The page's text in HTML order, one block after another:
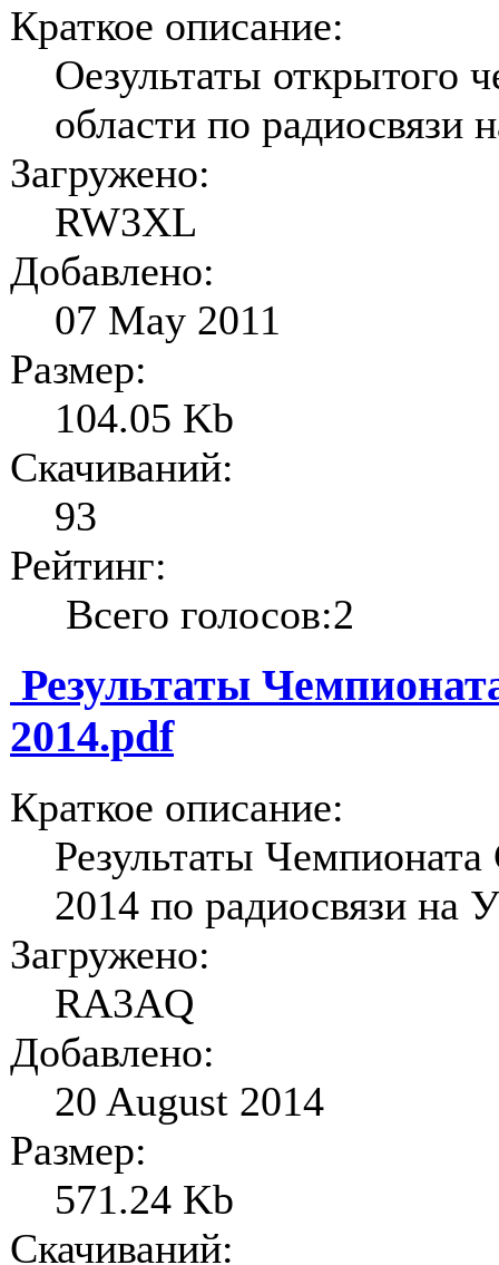
Краткое описание:
Оезультаты открытого
области по радиосвязи
Загружено:
RW3XL
Добавлено:
07 May 2011
Размер:
104.05 Kb
Скачиваний:
93
Рейтинг:
Всего голосов:2
Результаты
2014.pdf
Краткое описание:
Результаты Чемпионата
2014 по радиосвязи на
Загружено:
RA3AQ
Добавлено:
20 August 2014
Размер:
571.24 Kb
Скачиваний: